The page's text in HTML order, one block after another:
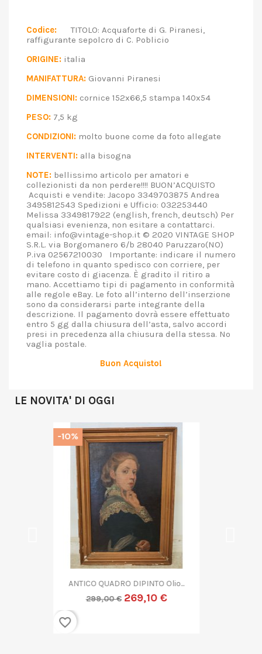
Codice: TITOLO: Acquaforte di G. Piranesi,
raffigurante sepolcro di C. Poblicio
ORIGINE: italia
MANIFATTURA: Giovanni Piranesi
DIMENSIONI: cornice 152x66,5 stampa 140x54
PESO: 7,5 kg
CONDIZIONI: molto buone come da foto allegate
INTERVENTI: alla bisogna
NOTE: bellissimo articolo per amatori e
collezionisti da non perdere!!!! BUON’ACQUISTO
Acquisti e vendite: Jacopo 3349703875 Andrea
3495812543 Spedizioni e Ufficio: 032253440
Melissa 3349817922 (english, french, deutsch) Per
qualsiasi evenienza, non esitare a contattarci.
email: info@vintage-shop.it © 2020 VINTAGE SHOP
S.R.L. via Borgomanero 6/b 28040 Paruzzaro(NO)
P.iva 02567210030 Importante: indicare il numero
di telefono in quanto spedisco con corriere, per
evitare costo di giacenza. È gradito il ritiro a
mano. Accettiamo tipi di pagamento in conformità
alle regole eBay. Le foto all’interno dell’inserzione
sono da considerarsi parte integrante della
descrizione. Il pagamento dovrà essere effettuato
entro 5 gg dalla chiusura dell’asta, salvo accordi
presi in precedenza alla chiusura della stessa. No
vaglia postale.
Buon Acquisto!
LE NOVITA' DI OGGI
QUADRO DIPINTO ASTRATTO G....
299,00 € 269,10 €
-10%